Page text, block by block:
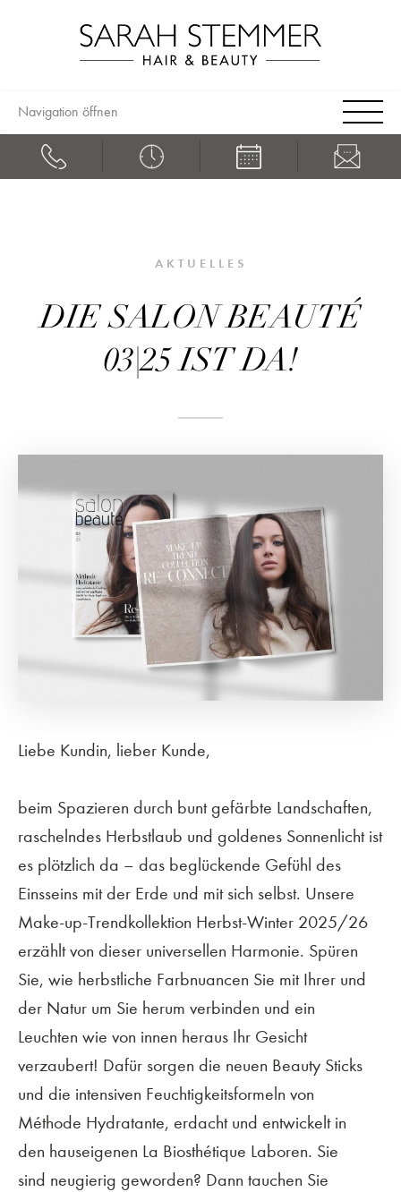
Navigation öffnen
AKTUELLES
DIE SALON BEAUTÉ
03|25 IST DA!
Liebe Kundin, lieber Kunde,
beim Spazieren durch bunt gefärbte Landschaften,
raschelndes Herbstlaub und goldenes Sonnenlicht ist
es plötzlich da – das beglückende Gefühl des
Einsseins mit der Erde und mit sich selbst. Unsere
Make-up-Trendkollektion Herbst-Winter 2025/26
erzählt von dieser universellen Harmonie. Spüren
Sie, wie herbstliche Farbnuancen Sie mit Ihrer und
der Natur um Sie herum verbinden und ein
Leuchten wie von innen heraus Ihr Gesicht
verzaubert! Dafür sorgen die neuen Beauty Sticks
und die intensiven Feuchtigkeitsformeln von
Méthode Hydratante, erdacht und entwickelt in
den hauseigenen La Biosthétique Laboren. Sie
sind neugierig geworden? Dann tauchen Sie